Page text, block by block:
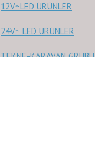
12V~LED ÜRÜNLER
24V~ LED ÜRÜNLER
TEKNE-KARAVAN GRUBU